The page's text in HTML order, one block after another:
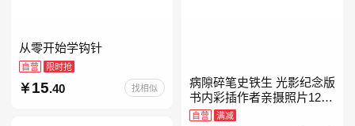
从零开始学钩针
自营 限时抢
15.40 找相似
病隙碎笔史铁生 光影纪念版
书内彩插作者亲摄照片12幅
史铁生充满灵性光辉的生命
自营 满减